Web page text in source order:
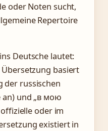
oder Noten sucht,
Repertoire
Deutsche lautet:
Übersetzung basiert
der russischen
an) und „в мою
offizielle oder im
existiert in